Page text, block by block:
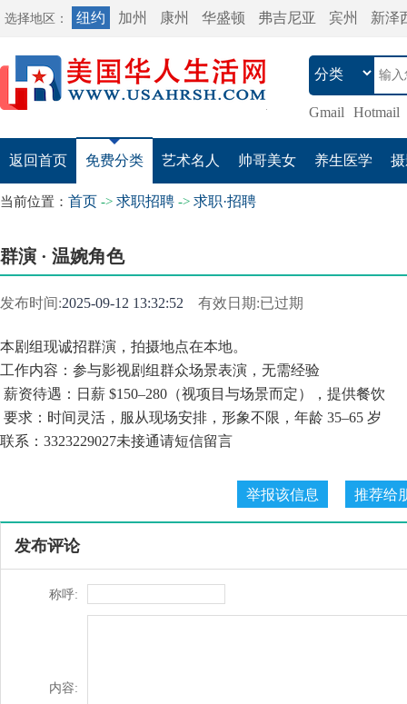
选择地区： 纽约 加州 康州 华盛顿 弗吉尼亚 宾州 新泽
Gmail Hotmail
返回首页 免费分类 艺术名人 帅哥美女 养生医学
当前位置： 首页 -> 求职招聘 -> 求职·招聘
群演 · 温婉角色
发布时间:2025-09-12 13:32:52 有效日期:已过期
本剧组现诚招群演，拍摄地点在本地。
工作内容：参与影视剧组群众场景表演，无需经验
薪资待遇：日薪 $150–280（视项目与场景而定），提供餐饮
要求：时间灵活，服从现场安排，形象不限，年龄 35–65 岁
联系：3323229027未接通请短信留言
发布评论
称呼:
内容: